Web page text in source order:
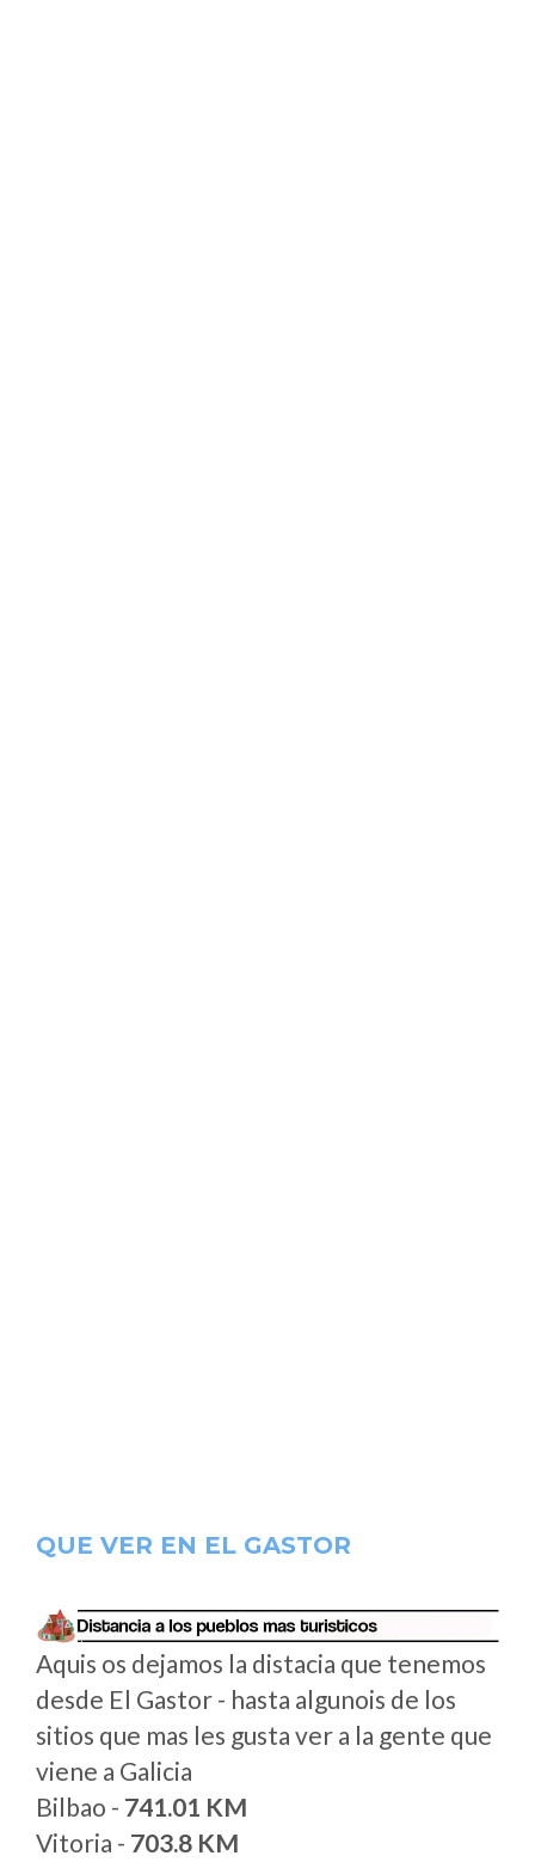
QUE VER EN EL GASTOR
Aquis os dejamos la distacia que tenemos
desde El Gastor - hasta algunois de los
sitios que mas les gusta ver a la gente que
viene a Galicia
Bilbao - 741.01 KM
Vitoria - 703.8 KM